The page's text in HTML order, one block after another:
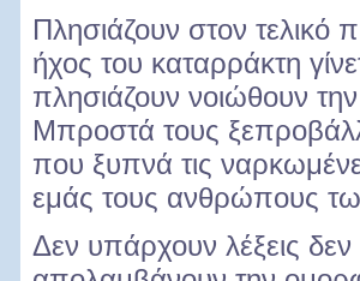
Πλησιάζουν στον
ήχος του καταρράκτη
πλησιάζουν νοιώθουν
Μπροστά τους
που ξυπνά τις
εμάς τους ανθρώπους
Δεν υπάρχουν λέξεις